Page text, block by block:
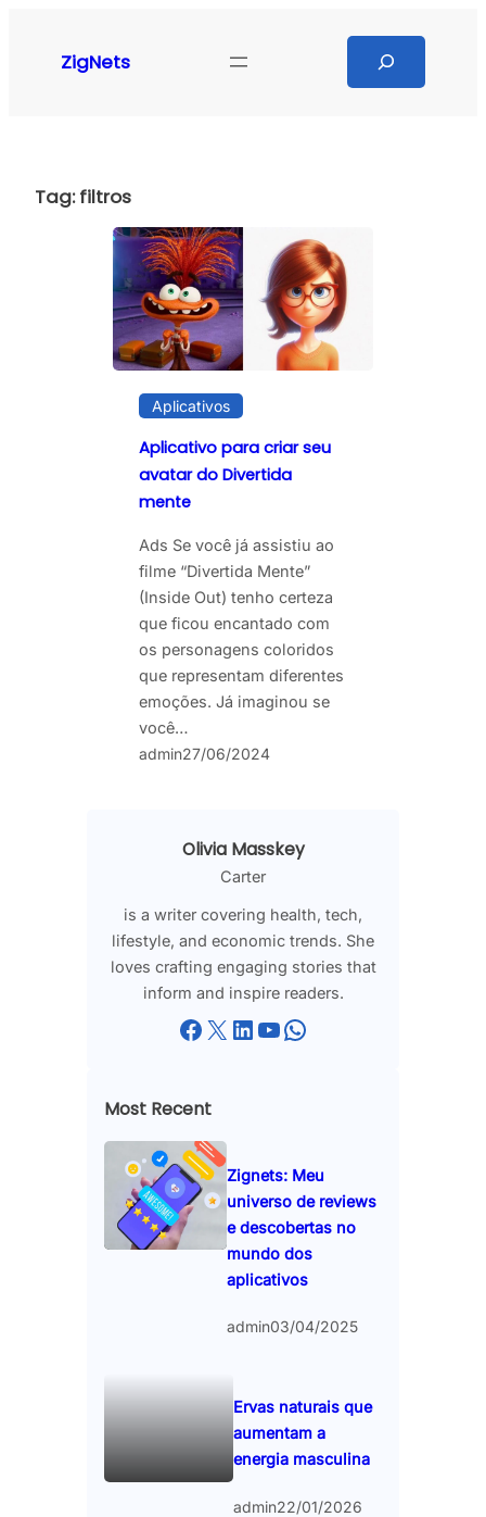
ZigNets
Tag:filtros
Aplicativos
Aplicativo para criar seu
avatar do Divertida
mente
Ads Se você já assistiu ao
filme “Divertida Mente”
(Inside Out) tenho certeza
que ficou encantado com
os personagens coloridos
que representam diferentes
emoções. Já imaginou se
você…
admin27/06/2024
Olivia Masskey
Carter
is a writer covering health, tech,
lifestyle, and economic trends. She
loves crafting engaging stories that
inform and inspire readers.
Facebook X LinkedIn YouTube WhatsApp
Most Recent
Zignets: Meu
universo de reviews
e descobertas no
mundo dos
aplicativos
admin03/04/2025
Ervas naturais que
aumentam a
energia masculina
admin22/01/2026